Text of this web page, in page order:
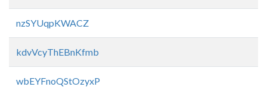
nzSYUqpKWACZ
kdvVcyThEBnKfmb
wbEYFnoQStOzyxP